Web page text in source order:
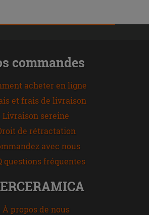
commandes
acheter en ligne
et frais de livraison
Livraison sereine
de rétractation
avec nous
questions fréquentes
À propos de nous